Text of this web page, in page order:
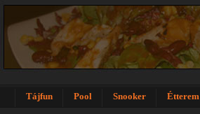
Tájfun Pool Snooker Étterem